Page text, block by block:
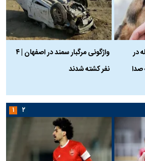
۹ ساله در
صدا
واژگونی مرگبار سمند در اصفهان | ۴
نفر کشته شدند
۱ ۲